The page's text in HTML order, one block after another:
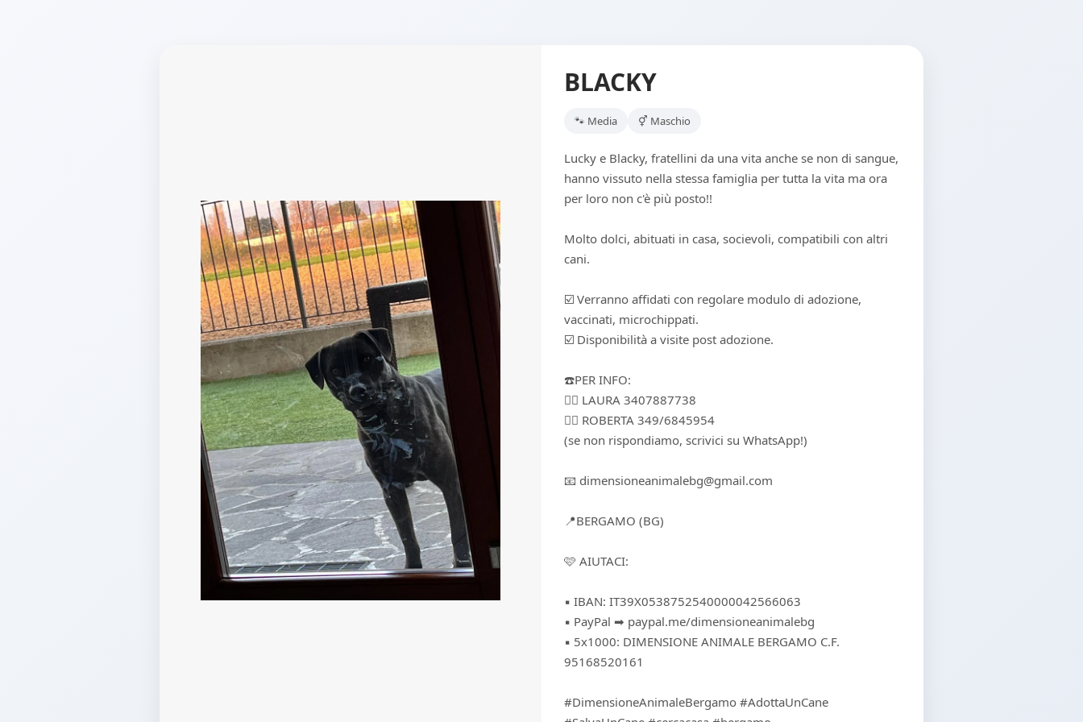
BLACKY
🐾 Media ⚥ Maschio
Lucky e Blacky, fratellini da una vita anche se non di sangue,
hanno vissuto nella stessa famiglia per tutta la vita ma ora
per loro non c'è più posto!!
Molto dolci, abituati in casa, socievoli, compatibili con altri
cani.
☑️ Verranno affidati con regolare modulo di adozione,
vaccinati, microchippati.
☑️ Disponibilità a visite post adozione.
☎️PER INFO:
👉🏻 LAURA 3407887738
👉🏻 ROBERTA 349/6845954
(se non rispondiamo, scrivici su WhatsApp!)
📧 dimensioneanimalebg@gmail.com
📍BERGAMO (BG)
🩷 AIUTACI:
▪️ IBAN: IT39X0538752540000042566063
▪️ PayPal ➡ paypal.me/dimensioneanimalebg
▪️ 5x1000: DIMENSIONE ANIMALE BERGAMO C.F.
95168520161
#DimensioneAnimaleBergamo #AdottaUnCane